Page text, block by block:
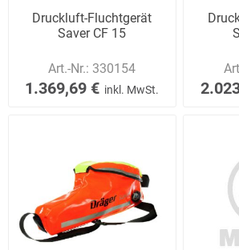
Druckluft-Fluchtgerät
Saver CF 15
Art.-Nr.: 330154
1.369,69 € inkl. MwSt.